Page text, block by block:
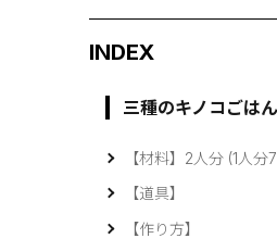
INDEX
三種のキノコごは
【材料】2人分 (1人
【道具】
【作り方】